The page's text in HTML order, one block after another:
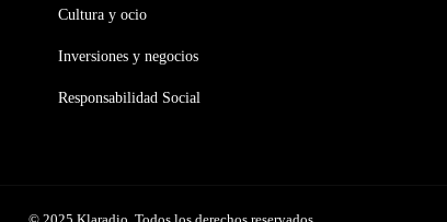
Cultura y ocio
Inversiones y negocios
Responsabilidad Social